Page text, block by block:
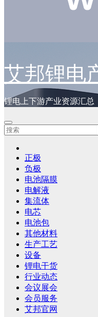
艾邦锂电
锂电上下游产业资源汇总
正极
负极
电池隔膜
电解液
集流体
电芯
电池包
其他材料
生产工艺
设备
锂电干货
行业动态
会议展会
会员服务
艾邦官网